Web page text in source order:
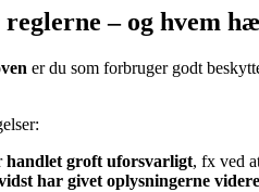
– og hvem
er du som forbruger godt
handlet groft uforsvarligt, fx ved
har givet oplysningerne videre